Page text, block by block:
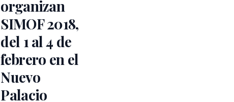
organizan
SIMOF 2018,
del 1 al 4 de
febrero en el
Nuevo
Palacio